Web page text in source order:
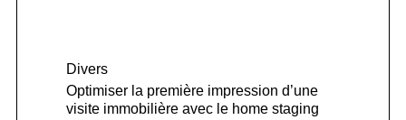
Divers
Optimiser la première impression d’une
visite immobilière avec le home staging